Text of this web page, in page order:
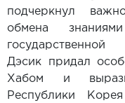
подчеркнул
обмена
Дэсик придал
Хабом и
Республики